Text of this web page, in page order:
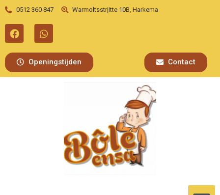
0512 360 847 Warmoltsstrjitte 10B, Harkema
Openingstijden Contact